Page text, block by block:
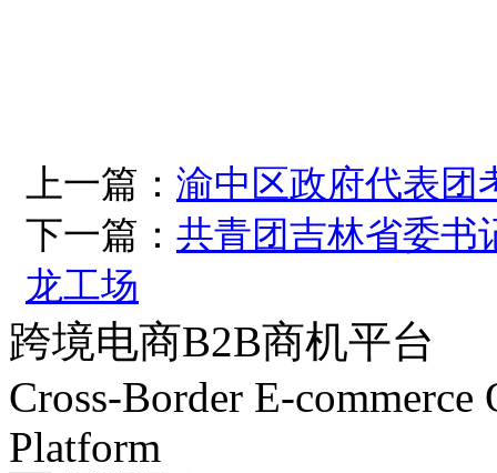
上一篇： 渝中区政府代表团
下一篇： 共青团吉林省委书
龙工场
跨境电商B2B商机平台
Cross-Border E-
Platform